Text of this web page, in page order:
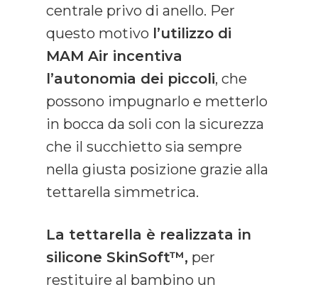
centrale privo di anello. Per
questo motivo l’utilizzo di
MAM Air incentiva
l’autonomia dei piccoli, che
possono impugnarlo e metterlo
in bocca da soli con la sicurezza
che il succhietto sia sempre
nella giusta posizione grazie alla
tettarella simmetrica.
La tettarella è realizzata in
silicone SkinSoft™, per
restituire al bambino un